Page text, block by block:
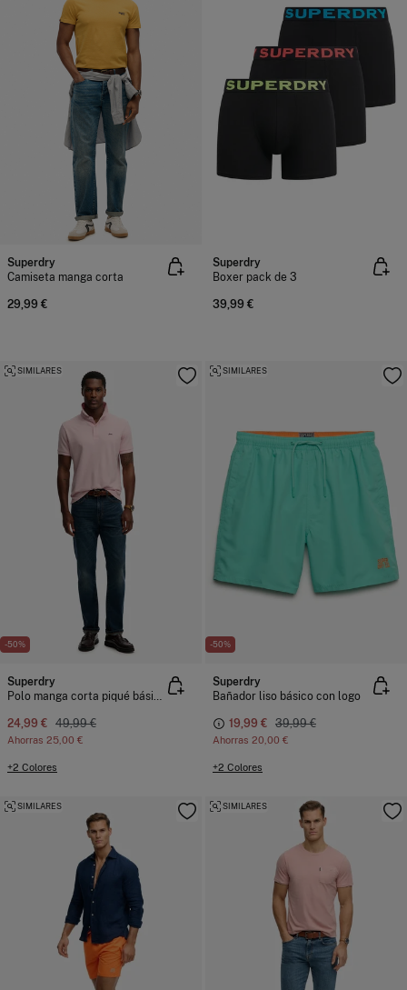
Superdry
Camiseta manga corta
29,99 €
Superdry
Boxer pack de 3
39,99 €
-50%
SIMILARES
Superdry
Polo manga corta piqué básico
24,99 € 49,99 €
Ahorras 25,00 €
+2 Colores
-50%
SIMILARES
Superdry
Bañador liso básico con logo
19,99 € 39,99 €
Ahorras 20,00 €
+2 Colores
SIMILARES SIMILARES